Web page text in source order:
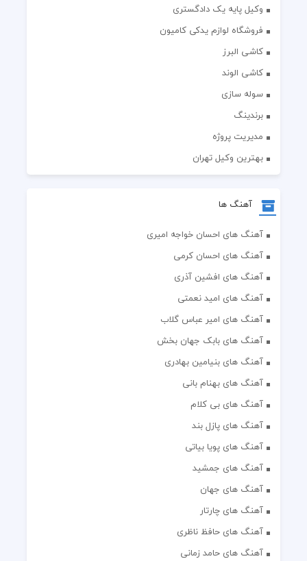
وکیل پایه یک دادگستری
فروشگاه لوازم یدکی کامیون
کاشی البرز
کاشی الوند
سوله سازی
برندینگ
مدیریت پروژه
بهترین وکیل تهران
آهنگ ها
آهنگ های احسان خواجه امیری
آهنگ های احسان کرمی
آهنگ های افشین آذری
آهنگ های امید نعمتی
آهنگ های امیر عباس گلاب
آهنگ های بابک جهان بخش
آهنگ های بنیامین بهادری
آهنگ های بهنام بانی
آهنگ های بی کلام
آهنگ های پازل بند
آهنگ های پویا بیاتی
آهنگ های جمشید
آهنگ های جهان
آهنگ های چارتار
آهنگ های حافظ ناظری
آهنگ های حامد زمانی